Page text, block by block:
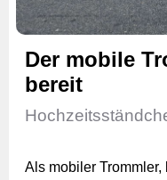
Der mobile
bereit
Als mobiler